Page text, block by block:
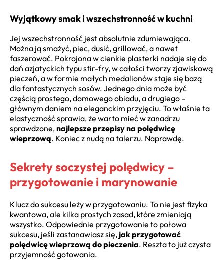
Wyjątkowy smak i wszechstronność w kuchni
Jej wszechstronność jest absolutnie zdumiewająca.
Można ją smażyć, piec, dusić, grillować, a nawet
faszerować. Pokrojona w cienkie plasterki nadaje się do
dań azjatyckich typu stir-fry, w całości tworzy zjawiskową
pieczeń, a w formie małych medalionów staje się bazą
dla fantastycznych sosów. Jednego dnia może być
częścią prostego, domowego obiadu, a drugiego –
głównym daniem na eleganckim przyjęciu. To właśnie ta
elastyczność sprawia, że warto mieć w zanadrzu
sprawdzone,najlepsze przepisy na polędwicę
wieprzową. Koniec z nudą na talerzu. Naprawdę.
Sekrety soczystej polędwicy –
przygotowanie i marynowanie
Klucz do sukcesu leży w przygotowaniu. To nie jest fizyka
kwantowa, ale kilka prostych zasad, które zmieniają
wszystko. Odpowiednie przygotowanie to połowa
sukcesu, jeśli zastanawiasz się, jak przygotować
polędwicę wieprzową do pieczenia. Reszta to już czysta
przyjemność gotowania.